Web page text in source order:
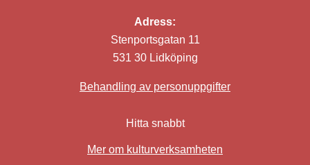
Adress:
Stenportsgatan 11
531 30 Lidköping
Behandling av personuppgifter
Hitta snabbt
Mer om kulturverksamheten